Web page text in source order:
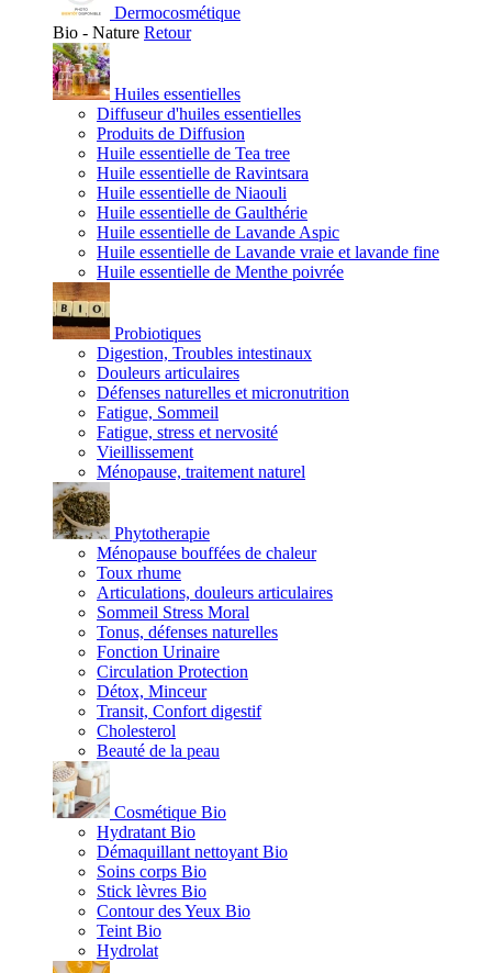
Dermocosmétique
Bio - Nature Retour
Huiles essentielles
Diffuseur d'huiles essentielles
Produits de Diffusion
Huile essentielle de Tea tree
Huile essentielle de Ravintsara
Huile essentielle de Niaouli
Huile essentielle de Gaulthérie
Huile essentielle de Lavande Aspic
Huile essentielle de Lavande vraie et lavande fine
Huile essentielle de Menthe poivrée
Probiotiques
Digestion, Troubles intestinaux
Douleurs articulaires
Défenses naturelles et micronutrition
Fatigue, Sommeil
Fatigue, stress et nervosité
Vieillissement
Ménopause, traitement naturel
Phytotherapie
Ménopause bouffées de chaleur
Toux rhume
Articulations, douleurs articulaires
Sommeil Stress Moral
Tonus, défenses naturelles
Fonction Urinaire
Circulation Protection
Détox, Minceur
Transit, Confort digestif
Cholesterol
Beauté de la peau
Cosmétique Bio
Hydratant Bio
Démaquillant nettoyant Bio
Soins corps Bio
Stick lèvres Bio
Contour des Yeux Bio
Teint Bio
Hydrolat